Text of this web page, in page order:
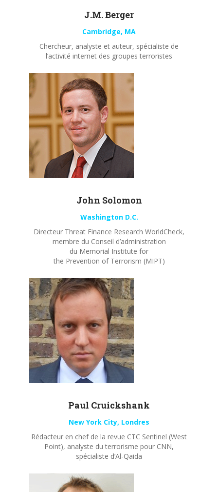
J.M. Berger
Cambridge, MA
Chercheur, analyste et auteur, spécialiste de
l’activité internet des groupes terroristes
John Solomon
Washington D.C.
Directeur Threat Finance Research WorldCheck,
membre du Conseil d’administration
du Memorial Institute for
the Prevention of Terrorism (MIPT)
Paul Cruickshank
New York City, Londres
Rédacteur en chef de la revue CTC Sentinel (West
Point), analyste du terrorisme pour CNN,
spécialiste d’Al-Qaida